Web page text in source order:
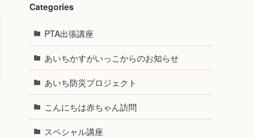
Categories
PTA出張講座
あいちかすがいっこからのお知らせ
あいち防災プロジェクト
こんにちは赤ちゃん訪問
スペシャル講座